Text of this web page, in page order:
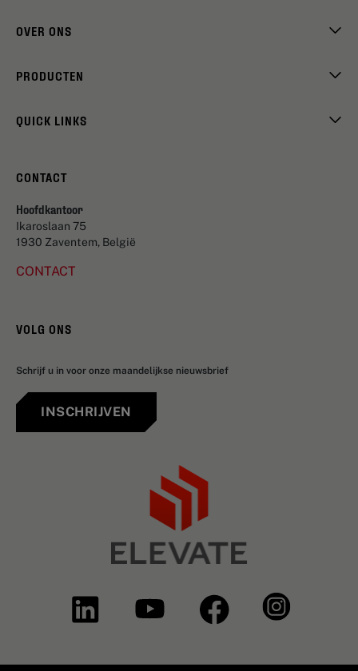
OVER ONS
PRODUCTEN
QUICK LINKS
CONTACT
Hoofdkantoor
Ikaroslaan 75
1930 Zaventem, België
CONTACT
VOLG ONS
Schrijf u in voor onze maandelijkse nieuwsbrief
INSCHRIJVEN